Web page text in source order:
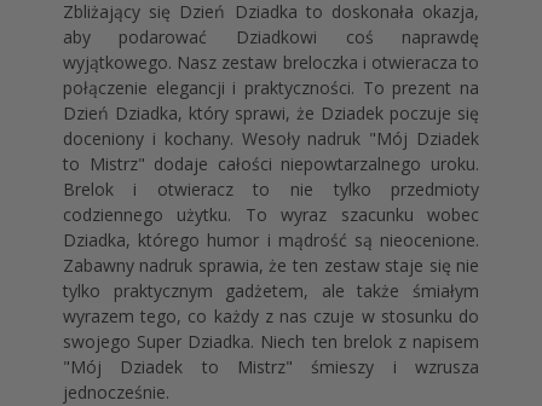
Zbliżający się Dzień Dziadka to doskonała okazja,
aby podarować Dziadkowi coś naprawdę
wyjątkowego. Nasz zestaw breloczka i otwieracza to
połączenie elegancji i praktyczności. To prezent na
Dzień Dziadka, który sprawi, że Dziadek poczuje się
doceniony i kochany. Wesoły nadruk "Mój Dziadek
to Mistrz" dodaje całości niepowtarzalnego uroku.
Brelok i otwieracz to nie tylko przedmioty
codziennego użytku. To wyraz szacunku wobec
Dziadka, którego humor i mądrość są nieocenione.
Zabawny nadruk sprawia, że ten zestaw staje się nie
tylko praktycznym gadżetem, ale także śmiałym
wyrazem tego, co każdy z nas czuje w stosunku do
swojego Super Dziadka. Niech ten brelok z napisem
"Mój Dziadek to Mistrz" śmieszy i wzrusza
jednocześnie.